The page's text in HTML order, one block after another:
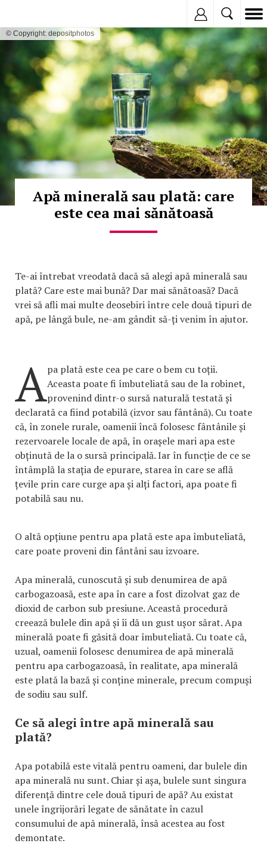
© Copyright: depositphotos
Apă minerală sau plată: care
este cea mai sănătoasă
Te-ai întrebat vreodată dacă să alegi apă minerală sau
plată? Care este mai bună? Dar mai sănătoasă? Dacă
vrei să afli mai multe deosebiri între cele două tipuri de
apă, pe lângă bule, ne-am gândit să-ți venim în ajutor.
Apa plată este cea pe care o bem cu toții.
Aceasta poate fi îmbuteliată sau de la robinet,
provenind dintr-o sursă naturală testată și
declarată ca fiind potabilă (izvor sau fântână). Cu toate
că, în zonele rurale, oamenii încă folosesc fântânile și
rezervoarele locale de apă, în orașele mari apa este
obținută de la o sursă principală. Iar în funcție de ce se
întâmplă la stația de epurare, starea în care se află
țevile prin care curge apa și alți factori, apa poate fi
potabilă sau nu.
O altă opțiune pentru apa plată este apa îmbuteliată,
care poate proveni din fântâni sau izvoare.
Apa minerală, cunoscută și sub denumirea de apă
carbogazoasă, este apa în care a fost dizolvat gaz de
dioxid de carbon sub presiune. Această procedură
creează bulele din apă și îi dă un gust ușor sărat. Apa
minerală poate fi găsită doar îmbuteliată. Cu toate că,
uzual, oamenii folosesc denumirea de apă minerală
pentru apa carbogazoasă, în realitate, apa minerală
este plată la bază și conține minerale, precum compuși
de sodiu sau sulf.
Ce să alegi între apă minerală sau
plată?
Apa potabilă este vitală pentru oameni, dar bulele din
apa minerală nu sunt. Chiar și așa, bulele sunt singura
diferență dintre cele două tipuri de apă? Au existat
unele îngrijorări legate de sănătate în cazul
consumului de apă minerală, însă acestea au fost
demontate.